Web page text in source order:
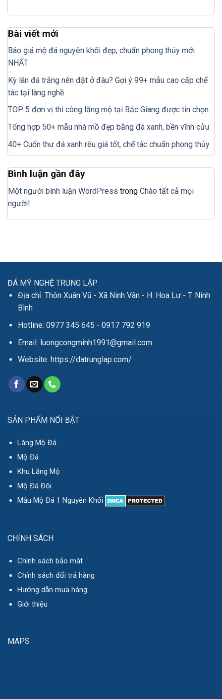
Bài viết mới
Báo giá mộ đá nguyên khối đẹp, chuẩn phong thủy mới
NHẤT
Kỳ lân đá trắng nên đặt ở đâu? Gợi ý 99+ mẫu cao cấp chế
tác tại làng nghề
TOP 5 đơn vị thi công lăng mộ tại Bắc Giang được tin chọn
Tổng hợp 50+ mẫu nhà mồ đẹp bằng đá xanh, bền vĩnh cửu
40+ Cuốn thư đá xanh rêu giá tốt, chế tác chuẩn phong thủy
Bình luận gần đây
Một người bình luận WordPress trong Chào tất cả mọi
người!
ĐÁ MỸ NGHỆ TRUNG LẬP
Địa chỉ: Thôn Xuân Vũ - Xã Ninh Vân - H. Hoa Lư - T. Ninh
Bình
Hotline: 0977 345 645 - 0917 792 919
Email: luongcongminh1991@gmail.com
Website: https://datrunglap.com/
SẢN PHẨM NỔI BẬT
Lăng Mộ Đá
Mộ Đá
Khu Lăng Mộ
Mộ Đá Đôi
Mẫu Mộ Đá 1 Nguyên Khối
CHÍNH SÁCH
Chính sách bảo mật
Chính sách đổi trả hàng
Hướng dẫn mua hàng
Giới thiệu
MAPS